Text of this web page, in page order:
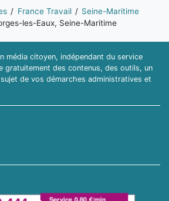
France Travail
Seine-Maritime
les-Eaux, Seine-Maritime
média citoyen, indépendant du service
gratuitement des contenus, des outils, un
de vos démarches administratives et